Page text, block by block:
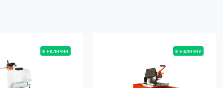
в наличии в наличии